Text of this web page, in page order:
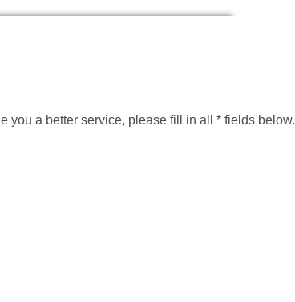
you a better service, please fill in all * fields below.